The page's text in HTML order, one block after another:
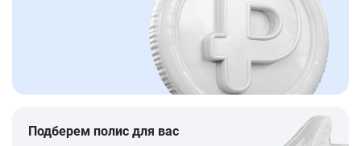
Подберем полис для вас